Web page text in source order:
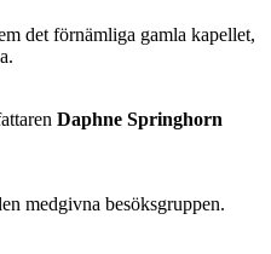
det förnämliga gamla kapellet,
Daphne Springhorn
medgivna besöksgruppen.